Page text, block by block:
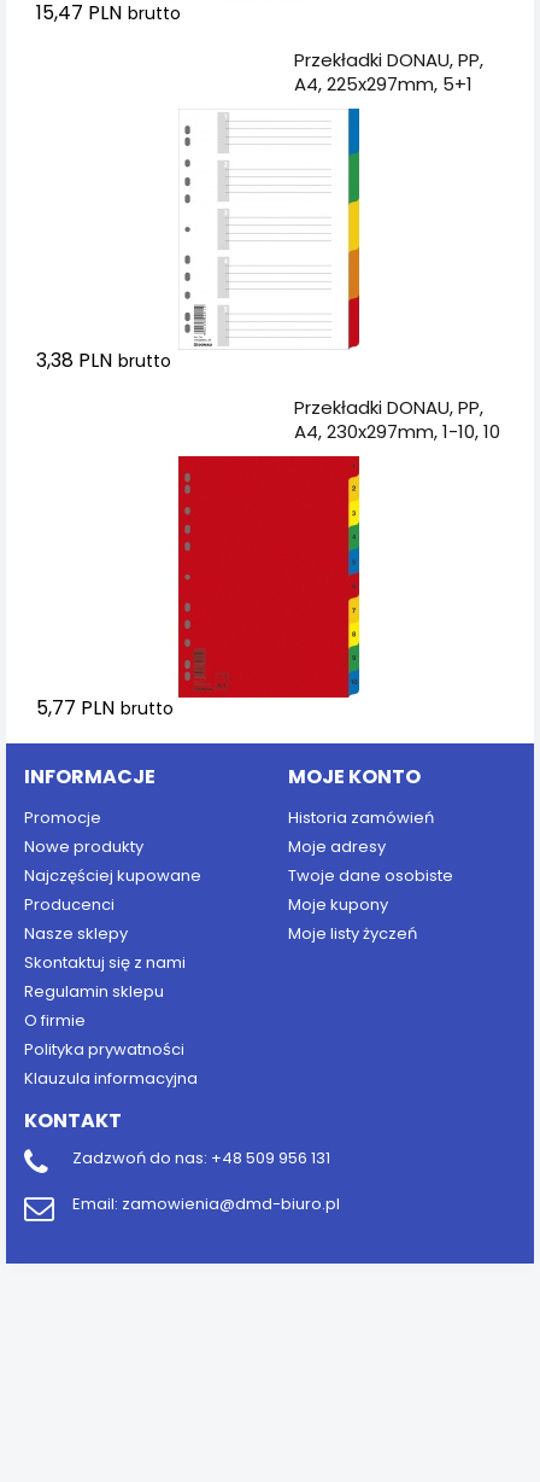
15,47 PLN brutto
Przekładki DONAU, PP,
A4, 225x297mm, 5+1
kart, mix kolorów
3,38 PLN brutto
Przekładki DONAU, PP,
A4, 230x297mm, 1-10, 10
kart, mix kolorów
5,77 PLN brutto
INFORMACJE
Promocje
Nowe produkty
Najczęściej kupowane
Producenci
Nasze sklepy
Skontaktuj się z nami
Regulamin sklepu
O firmie
Polityka prywatności
Klauzula informacyjna
MOJE KONTO
Historia zamówień
Moje adresy
Twoje dane osobiste
Moje kupony
Moje listy życzeń
KONTAKT
Zadzwoń do nas: +48 509 956 131
Email: zamowienia@dmd-biuro.pl